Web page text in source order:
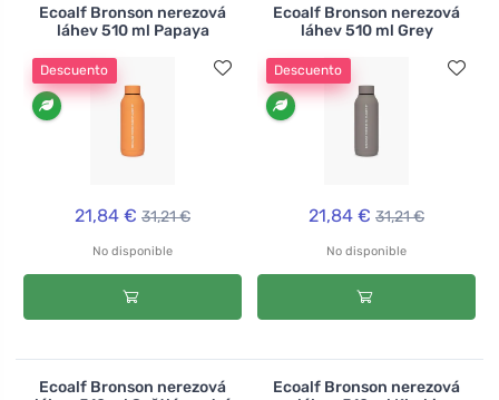
Ecoalf Bronson nerezová
láhev 510 ml Papaya
Descuento
21,84 € 31,21 €
No disponible
Ecoalf Bronson nerezová
láhev 510 ml Grey
Descuento
21,84 € 31,21 €
No disponible
Ecoalf Bronson nerezová
Ecoalf Bronson nerezová